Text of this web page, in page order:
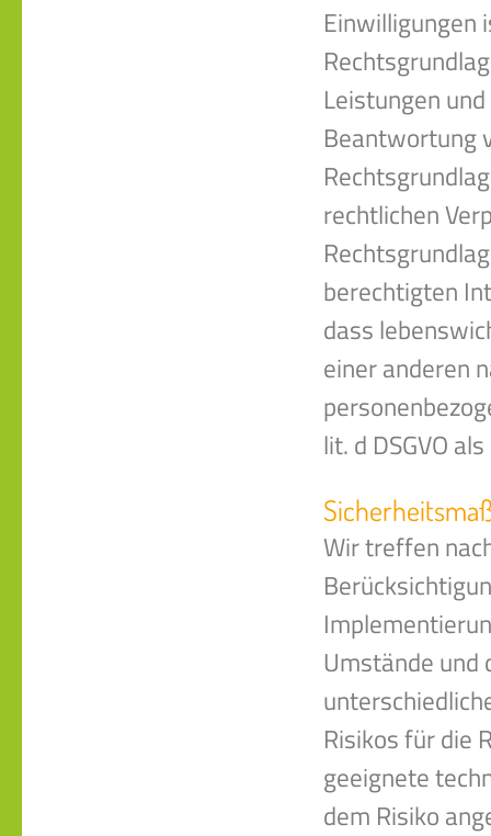
Einwilligungen
Leistungen
Beantwortung
rechtlichen
berechtigten
dass
einer anderen
lit. d DSGVO
Wir treffen
Umstände und
Risikos für die
geeignete
dem Risiko